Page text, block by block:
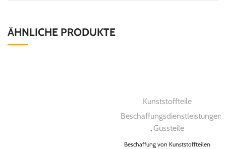
ÄHNLICHE PRODUKTE
Kunststoffteile
Beschaffungsdienstleistungen
,Gussteile
Beschaffung von Kunststoffteilen